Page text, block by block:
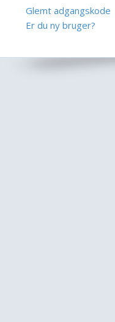
Glemt adgangskode
Er du ny bruger?